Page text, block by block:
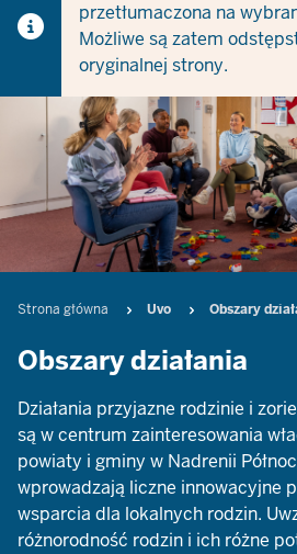
przetłumaczona na
Możliwe są zatem
oryginalnej strony.
Breadcrumb
Strona główna Uvo Obszary
Obszary działania
Działania przyjazne rodzinie i
są w centrum zainteresowania
powiaty i gminy w Nadrenii
wprowadzają liczne innowacyjne
wsparcia dla lokalnych rodzin.
różnorodność rodzin i ich różne